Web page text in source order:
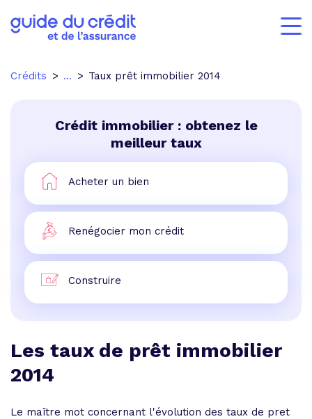
Crédits ... Taux prêt immobilier 2014
Crédit immobilier : obtenez le
meilleur taux
Acheter un bien
Renégocier mon crédit
Construire
Les taux de prêt immobilier
2014
Le maître mot concernant l'évolution des taux de pret